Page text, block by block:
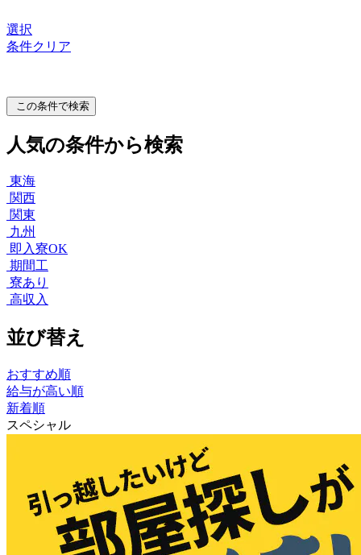
選択
条件クリア
この条件で検索
人気の条件から検索
東海
関西
関東
九州
即入寮OK
期間工
寮あり
高収入
並び替え
おすすめ順
給与が高い順
新着順
スペシャル